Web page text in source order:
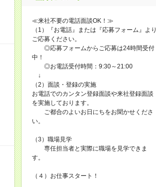
≪来社不要の電話面談OK！≫
（1）『お電話』または『応募フォーム』より
ご応募ください。
◎応募フォームからご応募は24時間受付
中！
◎お電話受付時間：9:30～21:00
↓
（2）面談・登録の実施
お電話でのカンタン登録面談や来社登録面談
を実施しております。
ご都合のよいお日にちをお聞かせくださ
い。
（3）職場見学
専任担当者と実際に職場を見学できま
す。
（４）お仕事スタート！